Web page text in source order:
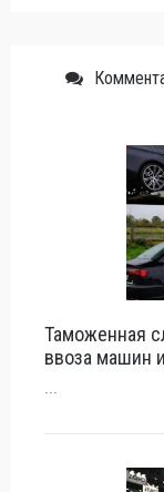
Таможенная
ввоза машин
...